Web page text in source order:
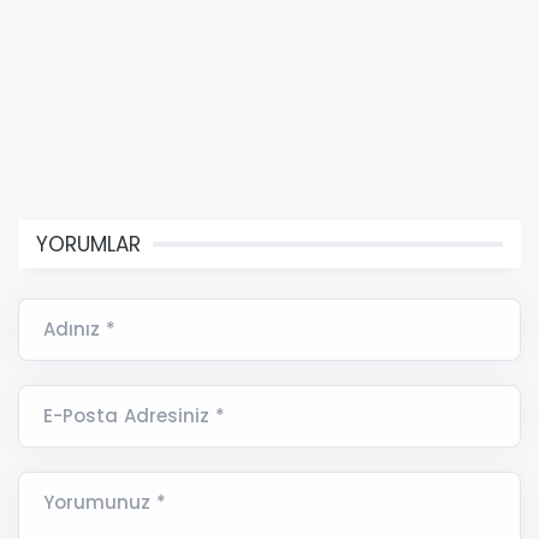
YORUMLAR
Adınız *
E-Posta Adresiniz *
Yorumunuz *